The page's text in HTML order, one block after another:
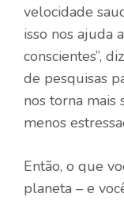
velocidade
isso nos ajuda
conscientes”,
de pesquisas
nos torna mais
menos
Então, o que
planeta – e